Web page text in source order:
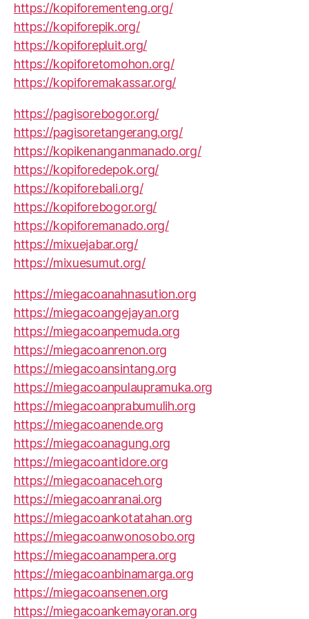
https://kopiforementeng.org/
https://kopiforepik.org/
https://kopiforepluit.org/
https://kopiforetomohon.org/
https://kopiforemakassar.org/
https://pagisorebogor.org/
https://pagisoretangerang.org/
https://kopikenanganmanado.org/
https://kopiforedepok.org/
https://kopiforebali.org/
https://kopiforebogor.org/
https://kopiforemanado.org/
https://mixuejabar.org/
https://mixuesumut.org/
https://miegacoanahnasution.org
https://miegacoangejayan.org
https://miegacoanpemuda.org
https://miegacoanrenon.org
https://miegacoansintang.org
https://miegacoanpulaupramuka.org
https://miegacoanprabumulih.org
https://miegacoanende.org
https://miegacoanagung.org
https://miegacoantidore.org
https://miegacoanaceh.org
https://miegacoanranai.org
https://miegacoankotatahan.org
https://miegacoanwonosobo.org
https://miegacoanampera.org
https://miegacoanbinamarga.org
https://miegacoansenen.org
https://miegacoankemayoran.org